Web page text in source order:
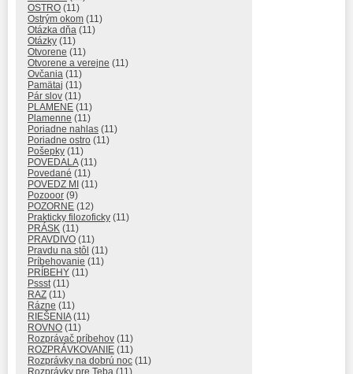
OSTRO (11)
Ostrým okom (11)
Otázka dňa (11)
Otázky (11)
Otvorene (11)
Otvorene a verejne (11)
Ovčania (11)
Pamätaj (11)
Pár slov (11)
PLAMENE (11)
Plamenne (11)
Poriadne nahlas (11)
Poriadne ostro (11)
Pošepky (11)
POVEDALA(11)
Povedané (11)
POVEDZ MI (11)
Pozooor (9)
POZORNE (12)
Prakticky filozoficky (11)
PRÁSK (11)
PRAVDIVO (11)
Pravdu na stôl (11)
Príbehovanie (11)
PRÍBEHY (11)
Pssst(11)
RAZ (11)
Rázne (11)
RIEŠENIA(11)
ROVNO (11)
Rozprávač príbehov (11)
ROZPRÁVKOVANIE (11)
Rozprávky na dobrú noc (11)